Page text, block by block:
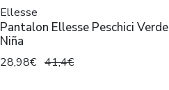
Ellesse
Pantalon Ellesse Peschici Verde
Niña
28,98€ 41,4€